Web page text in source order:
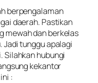
berpengalaman
daerah. Pastikan
mewah dan berkelas
Jadi tunggu apalagi
Silahkan hubungi
kekantor
: